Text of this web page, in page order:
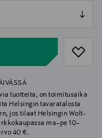
tuotteita, on toimitusaika
Helsingin tavaratalosta
jos tilaat Helsingin Wolt-
ma–pe 10–
40 €.